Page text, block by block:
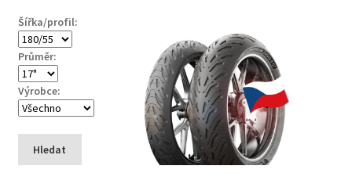
Šířka/profil:
Průměr:
Výrobce:
Hledat